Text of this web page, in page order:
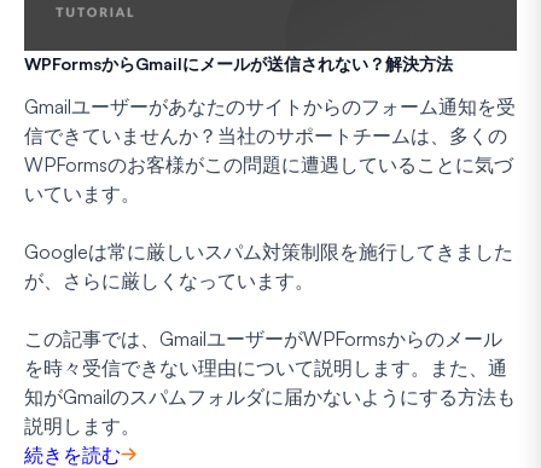
WPFormsからGmailにメールが送信されない？解決方法
Gmailユーザーがあなたのサイトからのフォーム通知を受
信できていませんか？当社のサポートチームは、多くの
WPFormsのお客様がこの問題に遭遇していることに気づ
いています。
Googleは常に厳しいスパム対策制限を施行してきました
が、さらに厳しくなっています。
この記事では、GmailユーザーがWPFormsからのメール
を時々受信できない理由について説明します。また、通
知がGmailのスパムフォルダに届かないようにする方法も
説明します。
続きを読む